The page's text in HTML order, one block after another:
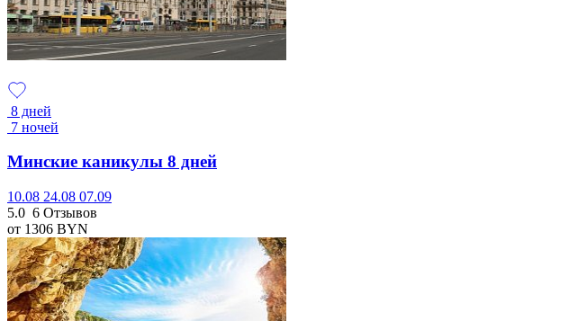
8 дней
7 ночей
Минские каникулы 8 дней
10.08 24.08 07.09
5.0 6 Отзывов
от 1306 BYN